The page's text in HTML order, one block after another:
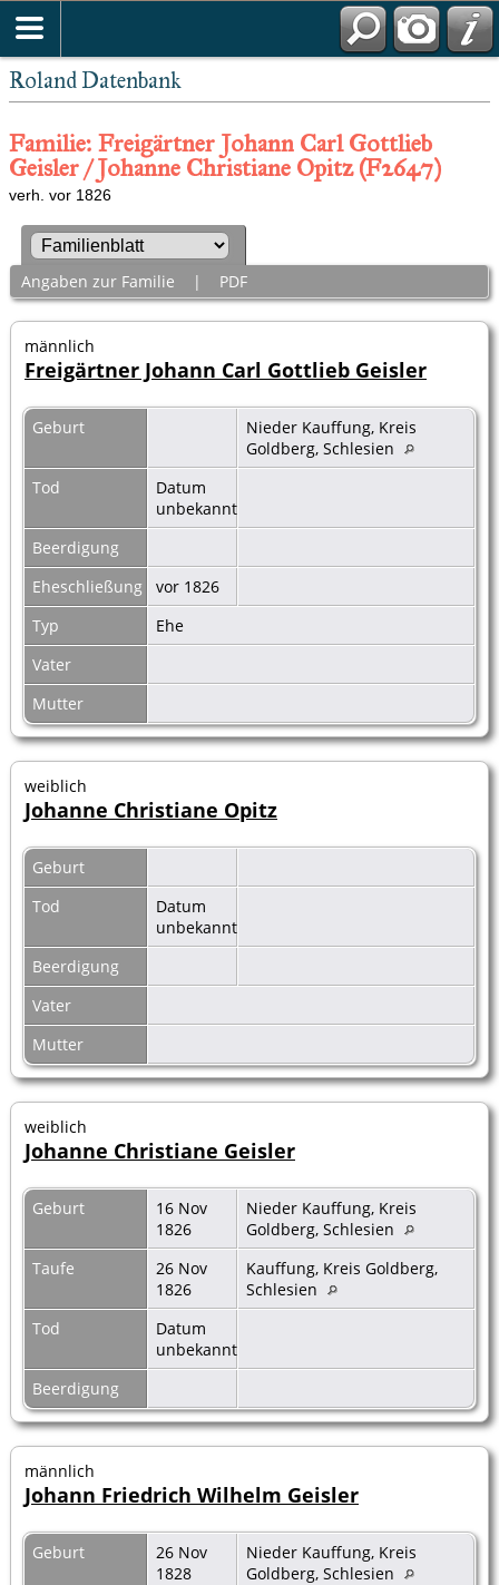
Roland Datenbank
Familie: Freigärtner Johann Carl Gottlieb
Geisler / Johanne Christiane Opitz (F2647)
verh. vor 1826
Angaben zur Familie | PDF
männlich
Freigärtner Johann Carl Gottlieb Geisler
Geburt
Nieder Kauffung, Kreis
Goldberg, Schlesien
Tod
Datum
unbekannt
Beerdigung
Eheschließung
vor 1826
Typ
Ehe
Vater
Mutter
weiblich
Johanne Christiane Opitz
Geburt
Tod
Datum
unbekannt
Beerdigung
Vater
Mutter
weiblich
Johanne Christiane Geisler
Geburt
16 Nov
1826
Nieder Kauffung, Kreis
Goldberg, Schlesien
Taufe
26 Nov
1826
Kauffung, Kreis Goldberg,
Schlesien
Tod
Datum
unbekannt
Beerdigung
männlich
Johann Friedrich Wilhelm Geisler
Geburt
26 Nov
1828
Nieder Kauffung, Kreis
Goldberg, Schlesien